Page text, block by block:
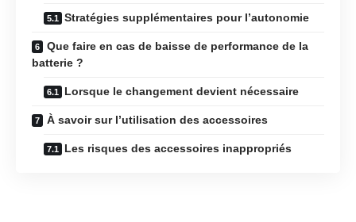
Stratégies supplémentaires pour l’autonomie
Que faire en cas de baisse de performance de la
batterie ?
Lorsque le changement devient nécessaire
À savoir sur l’utilisation des accessoires
Les risques des accessoires inappropriés